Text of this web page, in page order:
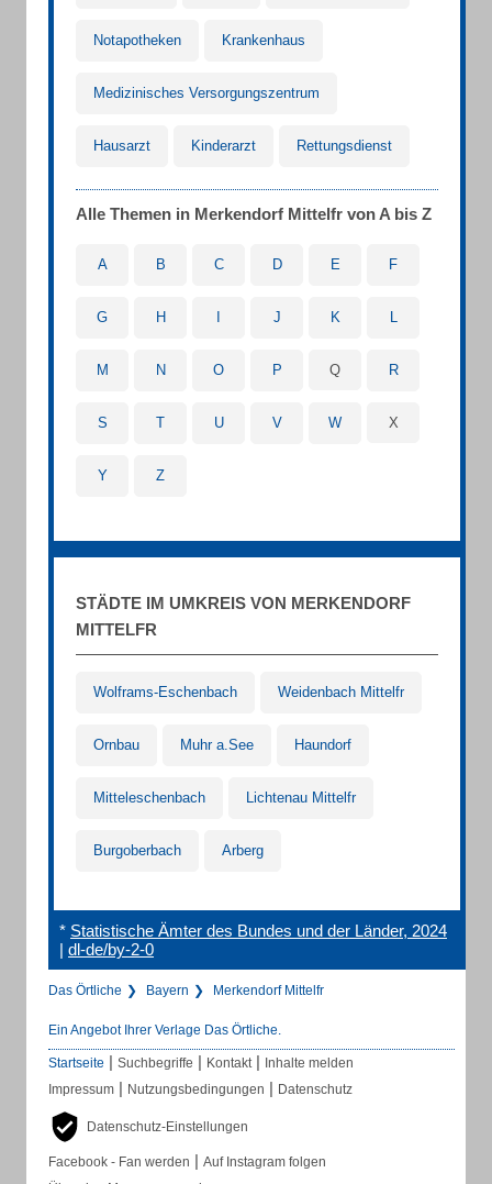
Notapotheken Krankenhaus
Medizinisches Versorgungszentrum
Hausarzt Kinderarzt Rettungsdienst
Alle Themen in Merkendorf Mittelfr von A bis Z
A B C D E F
G H J K L
M N O P Q R
S T U V W X
Y Z
STÄDTE IM UMKREIS VON MERKENDORF
MITTELFR
Wolframs-Eschenbach Weidenbach Mittelfr
Ornbau Muhr a.See Haundorf
Mitteleschenbach Lichtenau Mittelfr
Burgoberbach Arberg
* Statistische Ämter des Bundes und der Länder, 2024
| dl-de/by-2-0
Das Örtliche Bayern Merkendorf Mittelfr
Ein Angebot Ihrer Verlage Das Örtliche.
Startseite | Suchbegriffe | Kontakt | Inhalte melden
Impressum | Nutzungsbedingungen | Datenschutz
Datenschutz-Einstellungen
Facebook - Fan werden | Auf Instagram folgen